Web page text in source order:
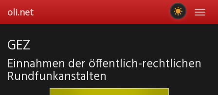
main
oli.net
GEZ
Einnahmen der öffentlich-rechtlichen
Rundfunkanstalten